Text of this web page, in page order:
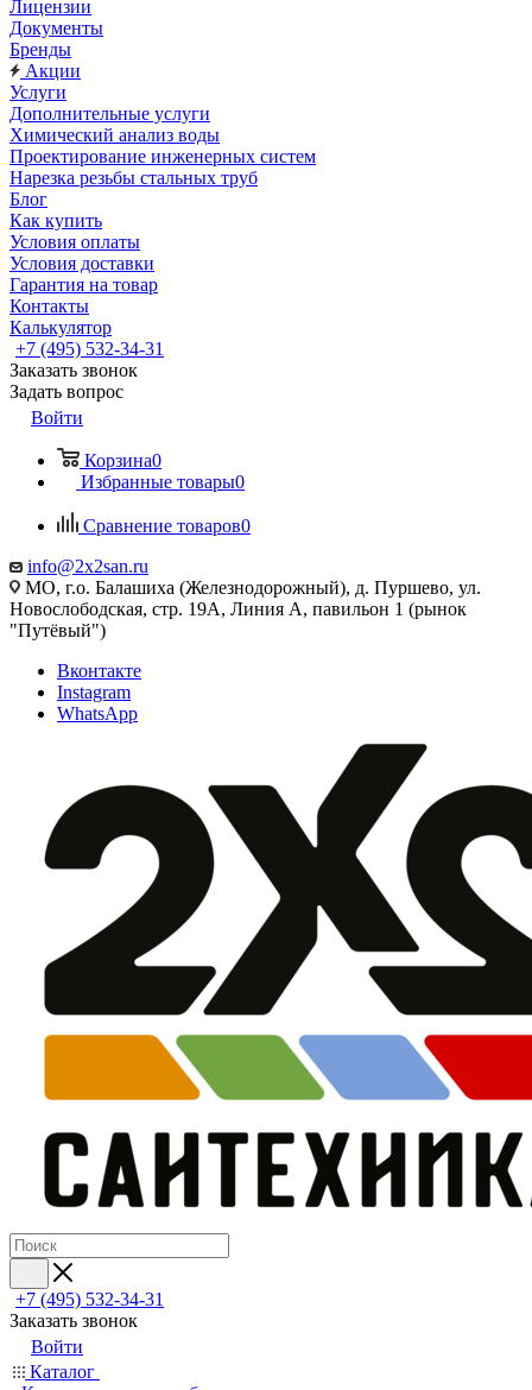
Лицензии
Документы
Бренды
Акции
Услуги
Дополнительные услуги
Химический анализ воды
Проектирование инженерных систем
Нарезка резьбы стальных труб
Блог
Как купить
Условия оплаты
Условия доставки
Гарантия на товар
Контакты
Калькулятор
+7 (495) 532‑34‑31
Заказать звонок
Задать вопрос
Войти
Корзина0
Избранные товары0
Сравнение товаров0
info@2x2san.ru
МО, г.о. Балашиха (Железнодорожный), д. Пуршево, ул.
Новослободская, стр. 19А, Линия А, павильон 1 (рынок
"Путёвый")
Вконтакте
Instagram
WhatsApp
+7 (495) 532‑34‑31
Заказать звонок
Войти
Каталог